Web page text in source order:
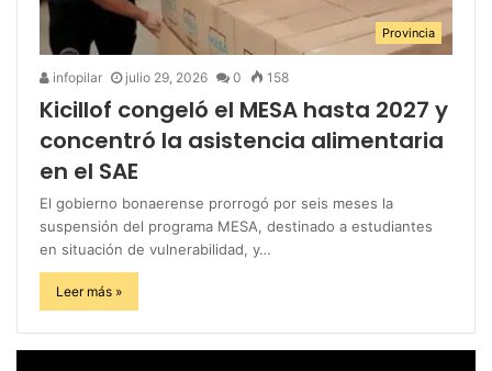
Provincia
infopilar julio 29, 2026 0 158
Kicillof congeló el MESA hasta 2027 y
concentró la asistencia alimentaria
en el SAE
El gobierno bonaerense prorrogó por seis meses la
suspensión del programa MESA, destinado a estudiantes
en situación de vulnerabilidad, y…
Leer más »